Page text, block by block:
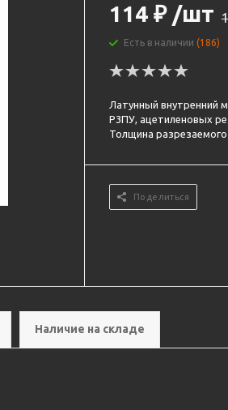
114 ₽ /шт
Есть в наличии(186)
Латунный внутренний
Р3ПУ, ацетиленовых
Толщина
Поделиться
Наличие на складе